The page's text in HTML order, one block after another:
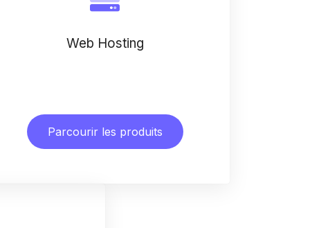
Web Hosting
Parcourir les produits